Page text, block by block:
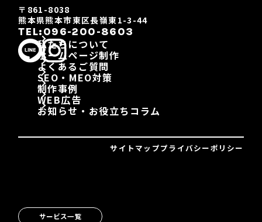
〒861-8038
熊本県熊本市東区長嶺東1-3-44
TEL:096-200-8603
私たちについて
ホームページ制作
よくあるご質問
SEO・MEO対策
制作事例
WEB広告
お知らせ・お役立ちコラム
サイトマッププライバシーポリシー
サービス一覧